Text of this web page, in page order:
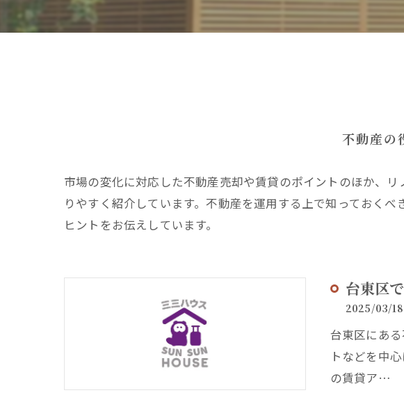
不動産の
市場の変化に対応した不動産売却や賃貸のポイントのほか、
りやすく紹介しています。不動産を運用する上で知っておく
ヒントをお伝えしています。
台東区
2025/03/18
台東区にあ
トなどを中
の賃貸ア…